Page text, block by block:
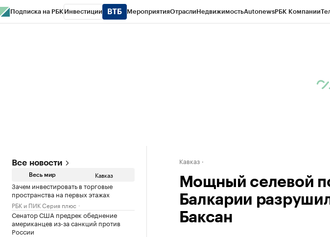
Подписка на РБК Инвестиции МероприятияОтраслиНедвижимостьAutonewsРБК Компании
Все новости
Весь мир Кавказ
Зачем инвестировать в торговые
пространства на первых этажах
РБК и ПИК Серия плюс
Сенатор США предрек обеднение
американцев из-за санкций против
России
Кавказ
Мощный селевой
Балкарии
Баксан